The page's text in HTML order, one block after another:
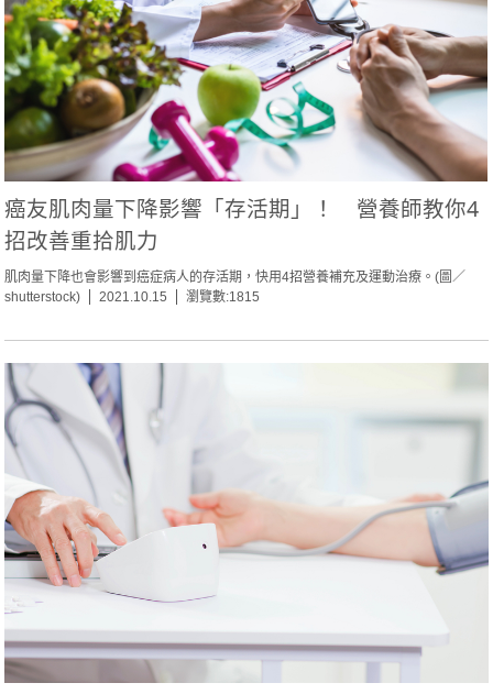
癌友肌肉量下降影響「存活期」！ 營養師教你4
招改善重拾肌力
肌肉量下降也會影響到癌症病人的存活期，快用4招營養補充及運動治療。(圖／
shutterstock)
2021.10.15 瀏覽數:1815